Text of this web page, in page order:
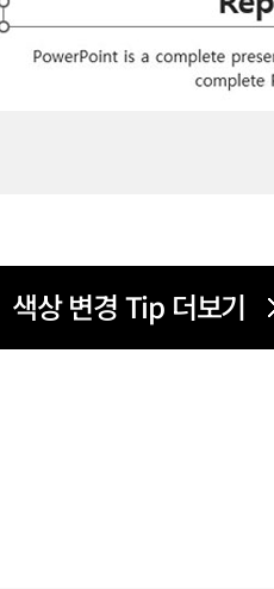
색상 변경 Tip 더보기